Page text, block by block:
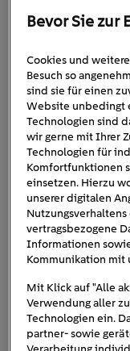
21. März 2022 1
E-
Bevor Sie zur
Cookies und
Besuch so
sind sie für einen
Website unbedingt
Technologien sind
wir gerne mit Ihrer
Technologien für
Komfortfunktionen
einsetzen. Hierzu
unserer digitalen
vertragsbezogene
Informationen
Kommunikation mit
Mit Klick auf "Alle
Verwendung aller
Technologien ein.
partner- sowie